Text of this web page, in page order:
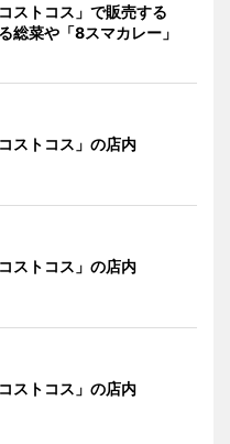
ストコス」で販売する
総菜や「8スマカレー」
ストコス」の店内
ストコス」の店内
ストコス」の店内